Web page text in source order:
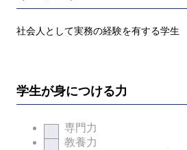
社会人として実務の経験を有する学生
学生が身につける力
専門力
教養力